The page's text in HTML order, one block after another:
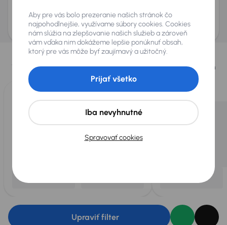
AURES Holdings a.s., so sídlom Dopravákov 874/15, Čimice, 184 00 Praha 8 bude
uchovávať a spracovávať vaše osobné údaje v súlade so zásadami ochrany a
spracovania osobných údajov.
Vybrali sme pre vás
Vyberáme pre vás tienajlepšie vozidláz našej ponuky. Každý deň
pre vás vykúpimeaž 400 vozidiel
Upraviť filter
Aby pre vás bolo prezeranie našich stránok čo
najpohodlnejšie, využívame súbory cookies. Cookies
nám slúžia na zlepšovanie našich služieb a zároveň
vám vďaka nim dokážeme lepšie ponúknuť obsah,
ktorý pre vás môže byť zaujímavý a užitočný.
Spravovať cookies
Iba nevyhnutné
Prijať všetko